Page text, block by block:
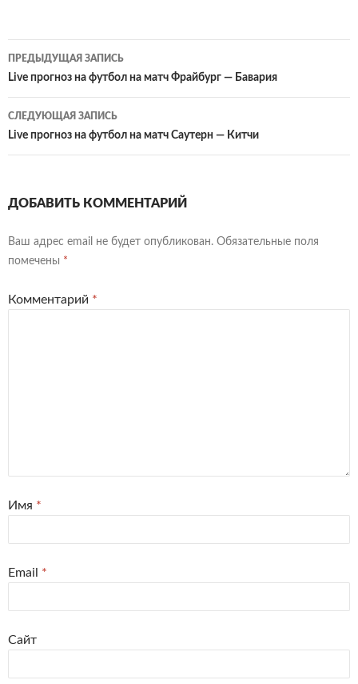
Навигация
по
записям
ПРЕДЫДУЩАЯ ЗАПИСЬ
Live прогноз на футбол на матч Фрайбург — Бавария
СЛЕДУЮЩАЯ ЗАПИСЬ
Live прогноз на футбол на матч Саутерн — Китчи
ДОБАВИТЬ КОММЕНТАРИЙ
Ваш адрес email не будет опубликован. Обязательные поля
помечены *
Комментарий *
Имя *
Email *
Сайт